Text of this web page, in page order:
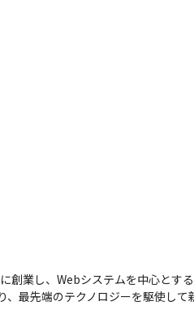
創業し、Webシステムを中心とす
最先端のテクノロジーを駆使して